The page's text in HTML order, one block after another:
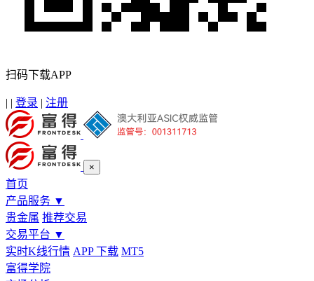
扫码下载APP
| | 登录 | 注册
×
首页
产品服务 ▼
贵金属 推荐交易
交易平台 ▼
实时K线行情 APP 下载 MT5
富得学院